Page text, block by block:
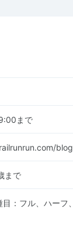
まで
まで
目：フル、ハーフ